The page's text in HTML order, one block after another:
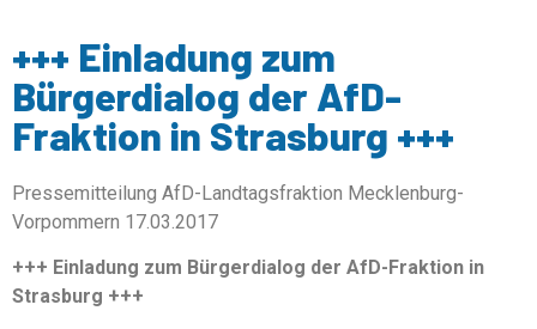
+++ Einladung zum
Bürgerdialog der AfD-
Fraktion in Strasburg +++
Pressemitteilung AfD-Landtagsfraktion Mecklenburg-
Vorpommern 17.03.2017
+++ Einladung zum Bürgerdialog der AfD-Fraktion in
Strasburg +++